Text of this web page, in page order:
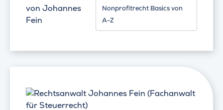
von Johannes
Fein
Nonprofitrecht Basics von
A-Z